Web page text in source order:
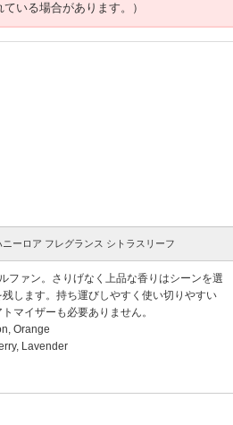
いる場合があります。）
ニーロア フレグランス シトラスリーフ
ファン。さりげなく上品な香りはシーンを選
します。持ち運びしやすく使い切りやすい
マイザーも必要ありません。
Orange
Lavender